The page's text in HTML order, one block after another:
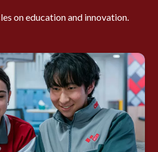
on education and innovation.